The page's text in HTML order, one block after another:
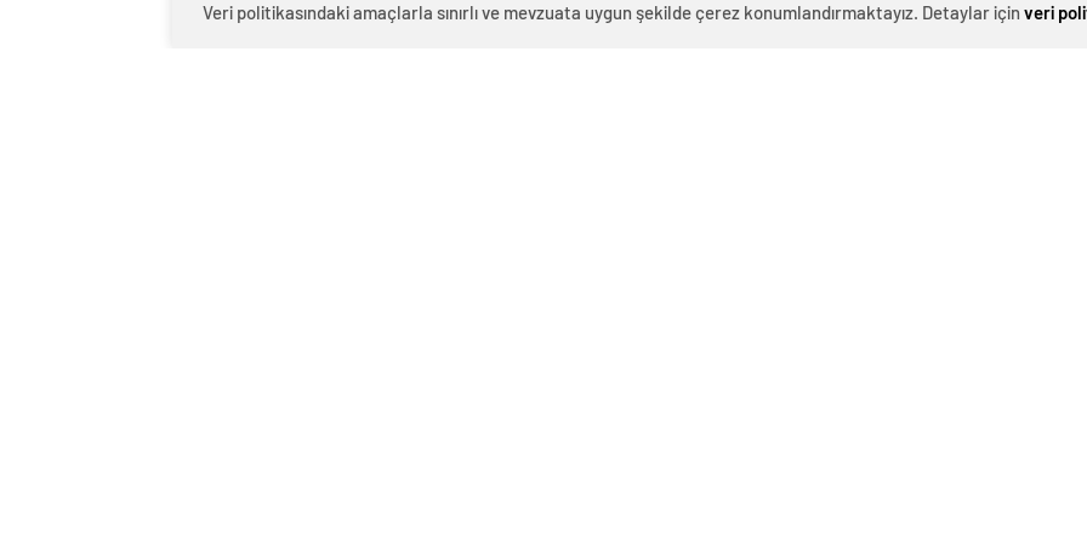
Veri politikasındaki amaçlarla sınırlı ve mevzuata uygun şekilde çerez konumlandırmaktayız. Detaylar için veri